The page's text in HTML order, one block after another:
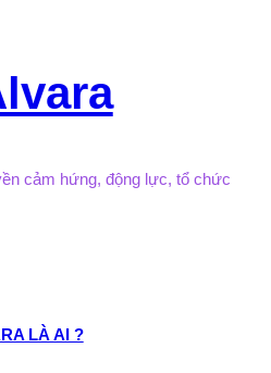
cảm hứng, động lực, tổ chức
LÀ AI ?